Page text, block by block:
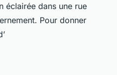
éclairée dans une rue
Pour donner